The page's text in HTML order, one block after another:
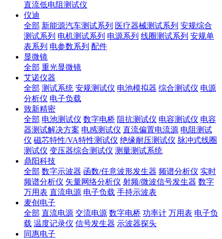
直流低电阻测试仪
仪迪
全部 新能源汽车测试系列 医疗器械测试系列 安规综合
测试系列 电机测试系列 电源系列 线圈测试系列 安规单
表系列 电参数系列 配件
显微镜
全部 重光显微镜
艾诺仪器
全部 测试系统 安规测试仪 电池模拟器 综合测试仪 电源
分析仪 电子负载
致新精密
全部 电池测试仪 数字电桥 阻抗测试仪 电容测试仪 电容
器测试解决方案 电感测试仪 直流偏置电流源 电阻测试
仪 磁芯特性/VA特性测试仪 绝缘耐压测试仪 脉冲式线圈
测试仪 变压器综合测试仪 测量测试系统
鼎阳科技
全部 数字示波器 函数/任意波形发生器 频谱分析仪 实时
频谱分析仪 矢量网络分析仪 射频/微波信号发生器 数字
万用表 直流电源 电子负载 手持示波表
麦创电子
全部 直流电源 交流电源 数字电桥 功率计 万用表 电子负
载 温度记录仪 信号发生器 示波器探头
同惠电子